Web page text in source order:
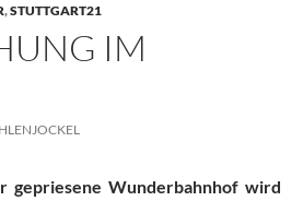
,STUTTGART21
IM
gepriesene Wunderbahnhof wird